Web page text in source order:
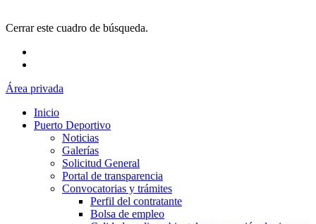
Cerrar este cuadro de búsqueda.
Área privada
Inicio
Puerto Deportivo
Noticias
Galerías
Solicitud General
Portal de transparencia
Convocatorias y trámites
Perfil del contratante
Bolsa de empleo